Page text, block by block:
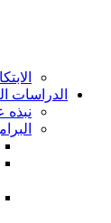
الدراسات
نبذه